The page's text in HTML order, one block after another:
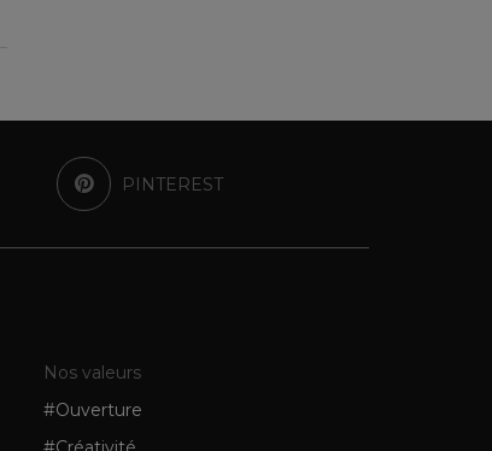
PINTEREST
Nos valeurs
#Ouverture